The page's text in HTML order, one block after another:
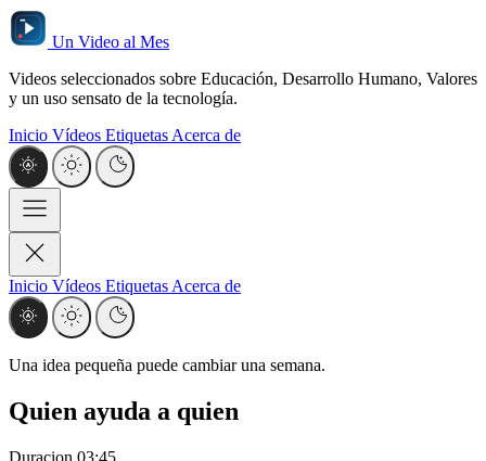
Un Video al Mes
Videos seleccionados sobre Educación, Desarrollo Humano, Valores
y un uso sensato de la tecnología.
Inicio Vídeos Etiquetas Acerca de
Inicio Vídeos Etiquetas Acerca de
Una idea pequeña puede cambiar una semana.
Quien ayuda a quien
Duracion 03:45